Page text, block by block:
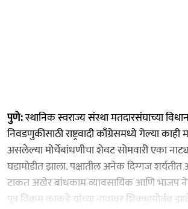
पुणे:स्थानिक स्वराज्य संस्था मतदारसंघाच्या
निवडणुकीसाठी राष्ट्रवादी काँग्रेसमध्ये गेल्या
असलेल्या मोर्चेबांधणीचा शेवट सोमवारी एका
घडामोडीत झाला. पक्षातील अनेक दिग्गज शर्यतीत
टाकत अखेर बांधकाम व्यावसायिक आणि भाजप
पुत्र विक्रम काकडे यांच्या नावावर शिक्कामोर्तब